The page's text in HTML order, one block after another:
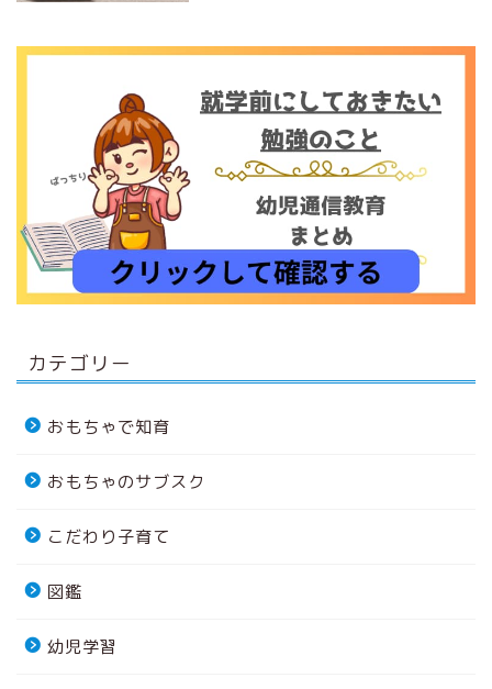
カテゴリー
おもちゃで知育
おもちゃのサブスク
こだわり子育て
図鑑
幼児学習